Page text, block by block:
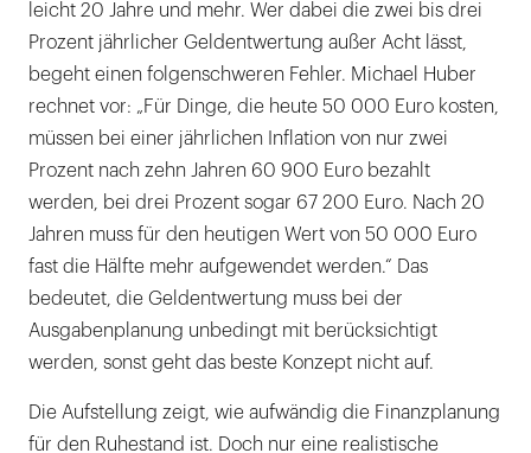
leicht 20 Jahre und mehr. Wer dabei die zwei bis drei
Prozent jährlicher Geldentwertung außer Acht lässt,
begeht einen folgenschweren Fehler. Michael Huber
rechnet vor: „Für Dinge, die heute 50 000 Euro kosten,
müssen bei einer jährlichen Inflation von nur zwei
Prozent nach zehn Jahren 60 900 Euro bezahlt
werden, bei drei Prozent sogar 67 200 Euro. Nach 20
Jahren muss für den heutigen Wert von 50 000 Euro
fast die Hälfte mehr aufgewendet werden.“ Das
bedeutet, die Geldentwertung muss bei der
Ausgabenplanung unbedingt mit berücksichtigt
werden, sonst geht das beste Konzept nicht auf.
Die Aufstellung zeigt, wie aufwändig die Finanzplanung
für den Ruhestand ist. Doch nur eine realistische